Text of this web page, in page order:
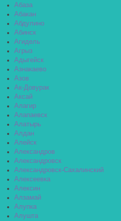
Абаза
Абакан
Абдулино
Абинск
Агидель
Агрыз
Адыгейск
Азнакаево
Азов
Ак-Довурак
Аксай
Алагир
Алапаевск
Алатырь
Алдан
Алейск
Александров
Александровск
Александровск-Сахалинский
Алексеевка
Алексин
Алзамай
Алупка
Алушта